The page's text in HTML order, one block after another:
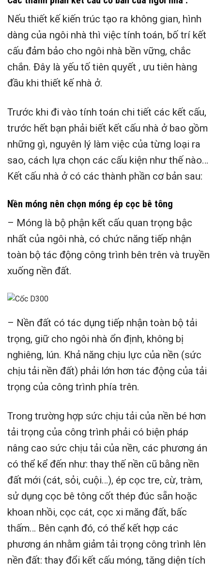
Nếu thiết kế kiến trúc tạo ra không gian, hình
dàng của ngôi nhà thì việc tính toán, bố trí kết
cấu đảm bảo cho ngôi nhà bền vững, chắc
chắn. Đây là yếu tố tiên quyết , ưu tiên hàng
đầu khi thiết kế nhà ở.
Trước khi đi vào tính toán chi tiết các kết cấu,
trước hết bạn phải biết kết cấu nhà ở bao gồm
những gì, nguyên lý làm việc của từng loại ra
sao, cách lựa chọn các cấu kiện như thế nào…
Kết cấu nhà ở có các thành phần cơ bản sau:
Nền móng nên chọn móng ép cọc bê tông
– Móng là bộ phận kết cấu quan trọng bậc
nhất của ngôi nhà, có chức năng tiếp nhận
toàn bộ tác động công trình bên trên và truyền
xuống nền đất.
– Nền đất có tác dụng tiếp nhận toàn bộ tải
trọng, giữ cho ngôi nhà ổn định, không bị
nghiêng, lún. Khả năng chịu lực của nền (sức
chịu tải nền đất) phải lớn hơn tác động của tải
trọng của công trình phía trên.
Trong trường hợp sức chịu tải của nền bé hơn
tải trọng của công trình phải có biện pháp
nâng cao sức chịu tải của nền, các phương án
có thể kể đến như: thay thế nền cũ bằng nền
đất mới (cát, sỏi, cuội…), ép cọc tre, cừ, tràm,
sử dụng cọc bê tông cốt thép đúc sẵn hoặc
khoan nhồi, cọc cát, cọc xi măng đất, bấc
thấm… Bên cạnh đó, có thể kết hợp các
phương án nhằm giảm tải trọng công trình lên
nền đất: thay đổi kết cấu móng, tăng diện tích